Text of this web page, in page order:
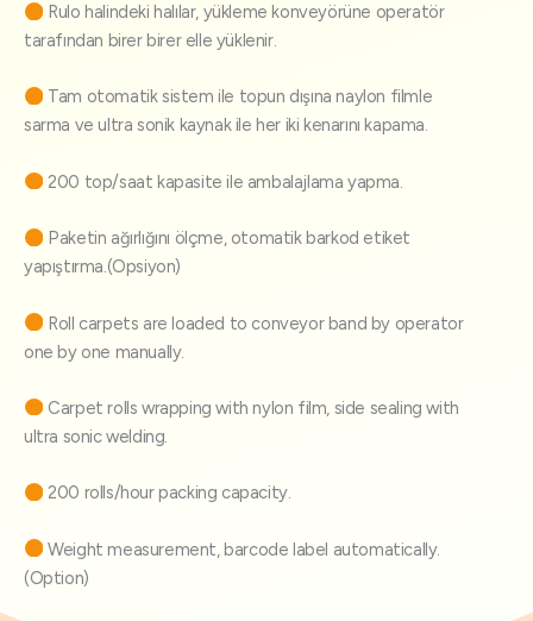
Rulo halindeki halılar, yükleme konveyörüne operatör
tarafından birer birer elle yüklenir.
Tam otomatik sistem ile topun dışına naylon filmle
sarma ve ultra sonik kaynak ile her iki kenarını kapama.
200 top/saat kapasite ile ambalajlama yapma.
Paketin ağırlığını ölçme, otomatik barkod etiket
yapıştırma.(Opsiyon)
Roll carpets are loaded to conveyor band by operator
one by one manually.
Carpet rolls wrapping with nylon film, side sealing with
ultra sonic welding.
200 rolls/hour packing capacity.
Weight measurement, barcode label automatically.
(Option)